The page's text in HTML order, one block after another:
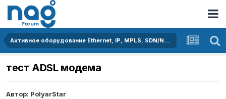
Активное оборудование Ethernet, IP, MPLS, SDN/NFV...
тест ADSL модема
Автор: PolyarStar